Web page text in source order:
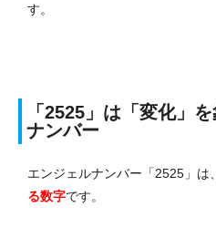
す。
「2525」は「変化」
ナンバー
エンジェルナンバー「2525」は、
る数字です。